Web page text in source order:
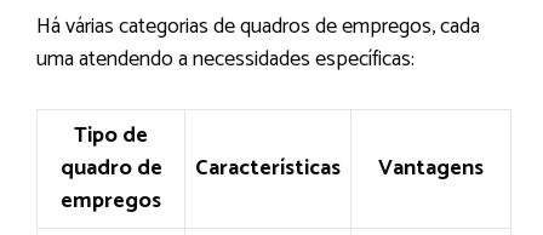
Há várias categorias de quadros de empregos, cada
uma atendendo a necessidades específicas:
Tipo de
quadro de
empregos
Características Vantagens